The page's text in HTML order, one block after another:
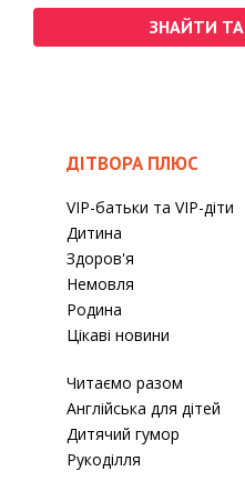
ЗНАЙТИ
ДІТВОРА ПЛЮС
VIP-батьки та VIP-діти
Дитина
Здоров'я
Немовля
Родина
Цікаві новини
Читаємо разом
Англійська для дітей
Дитячий гумор
Рукоділля